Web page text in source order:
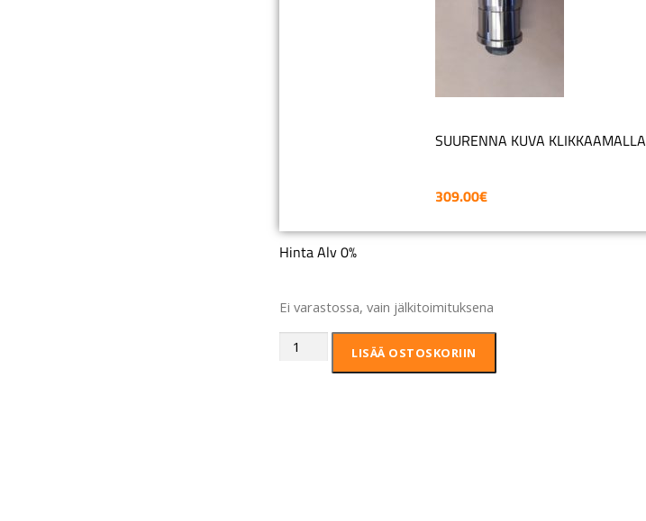
SUURENNA KUVA KLIKKAAMALLA
309.00€
Hinta Alv 0%
Ei varastossa, vain jälkitoimituksena
LISÄÄ OSTOSKORIIN